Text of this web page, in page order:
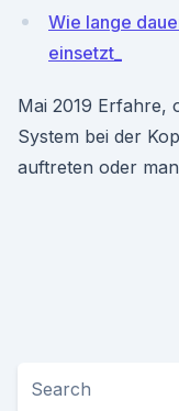
Wie lange
einsetzt_
Mai 2019 Erfahre,
System bei der
auftreten oder